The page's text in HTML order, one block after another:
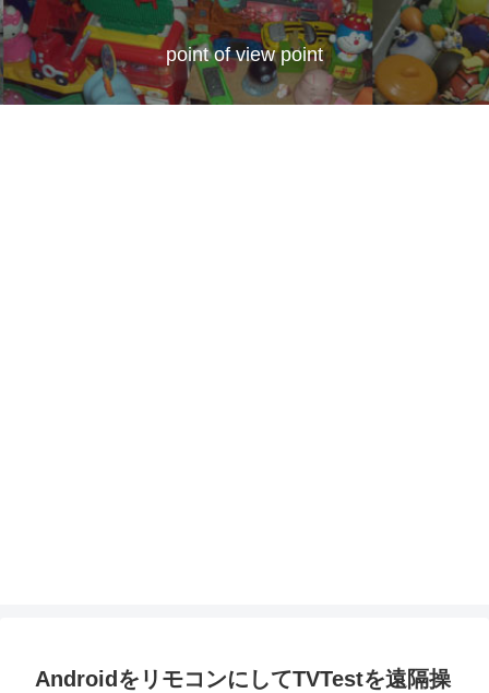
point of view point
AndroidをリモコンにしてTVTestを遠隔操